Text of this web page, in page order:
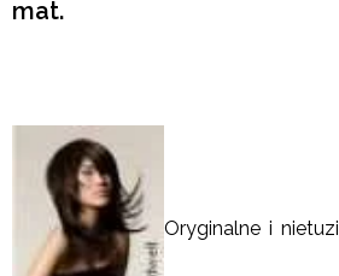
mat.
Oryginalne i